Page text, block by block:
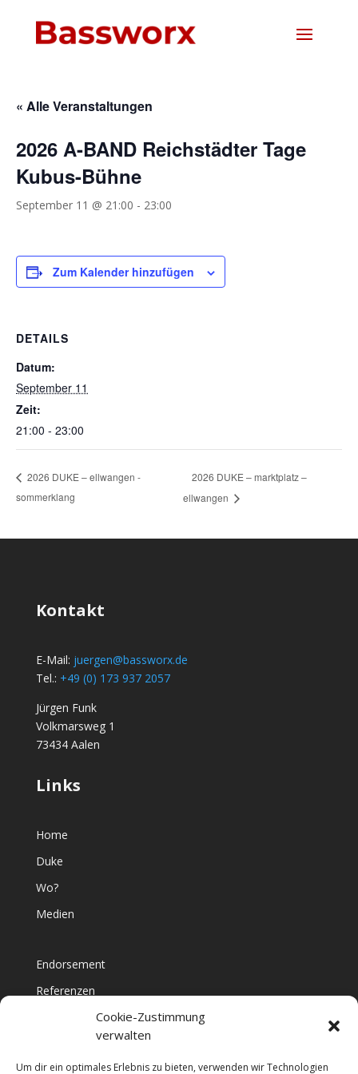
Cookie-Zustimmung
verwalten
Um dir ein optimales Erlebnis zu bieten, verwenden wir Technologien
« Alle Veranstaltungen
2026 A-BAND Reichstädter Tage
Kubus-Bühne
September 11 @ 21:00 - 23:00
Zum Kalender hinzufügen
DETAILS
Datum:
September 11
Zeit:
21:00 - 23:00
2026 DUKE – ellwangen -
sommerklang
2026 DUKE – marktplatz –
ellwangen
Kontakt
E-Mail: juergen@bassworx.de
Tel.: +49 (0) 173 937 2057
Jürgen Funk
Volkmarsweg 1
73434 Aalen
Links
Home
Duke
Wo?
Medien
Endorsement
Referenzen
Namedropping
Man on a Mission